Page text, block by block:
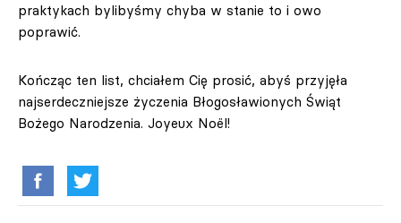
praktykach bylibyśmy chyba w stanie to i owo
poprawić.
Kończąc ten list, chciałem Cię prosić, abyś przyjęła
najserdeczniejsze życzenia Błogosławionych Świąt
Bożego Narodzenia. Joyeux Noël!